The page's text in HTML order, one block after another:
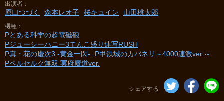
出演者
原口つづく 森本レオ子 桜キュイン 山田桃太郎
機種
Pとある科学の超電磁砲
Pジューシーハニー3てんこ盛り連写RUSH
P真・花の慶次3 ‐黄金一閃‐
P甲鉄城のカバネリ～4000連激ver.～
Pベルセルク無双 冥府魔道ver.
シェアする